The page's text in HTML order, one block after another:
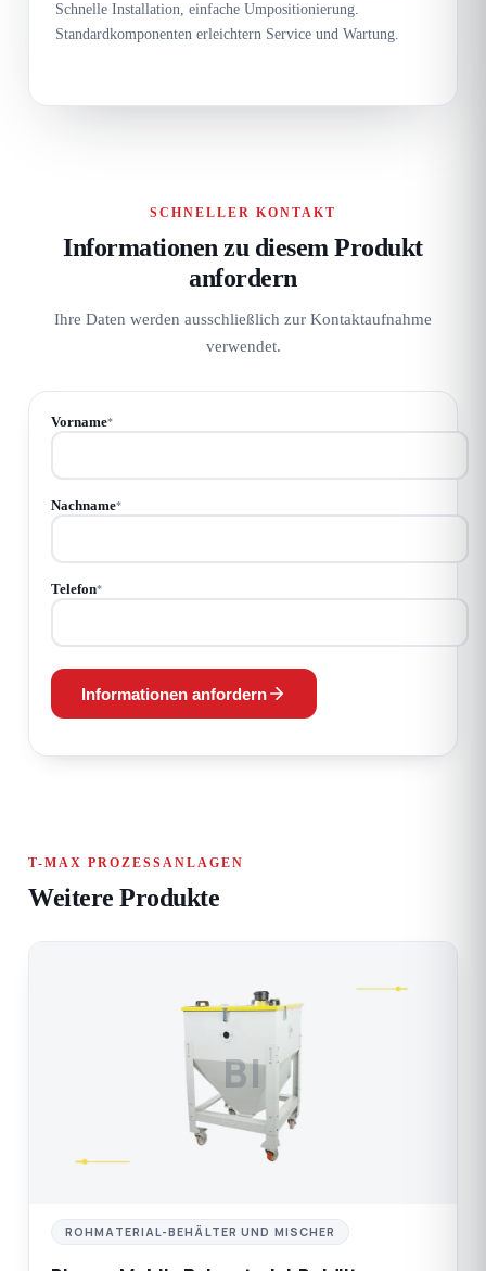
Schnelle Installation, einfache Umpositionierung.
Standardkomponenten erleichtern Service und Wartung.
SCHNELLER KONTAKT
Informationen zu diesem Produkt
anfordern
Ihre Daten werden ausschließlich zur Kontaktaufnahme
verwendet.
Vorname*
Nachname*
Telefon*
Informationen anfordern
T-MAX PROZESSANLAGEN
Weitere Produkte
BI
ROHMATERIAL-BEHÄLTER UND MISCHER